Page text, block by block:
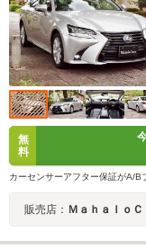
無
料
カーセンサーアフター保証がA/B
販売店： Ｍａｈａｌｏ